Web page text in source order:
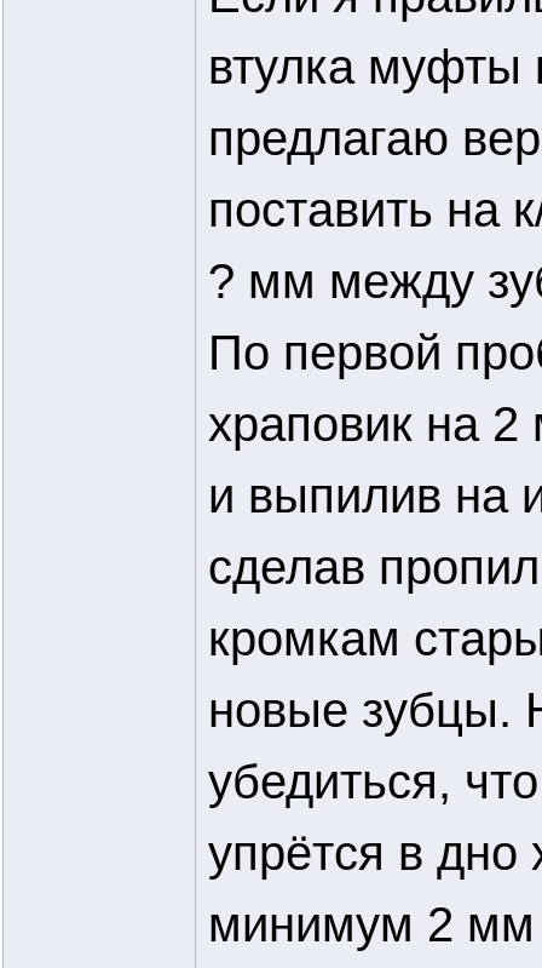
втулка муфты
предлагаю
поставить на
? мм между
По первой
храповик на 2
и выпилив на
сделав
кромкам
новые зубцы.
убедиться,
упрётся в дно
минимум 2 мм